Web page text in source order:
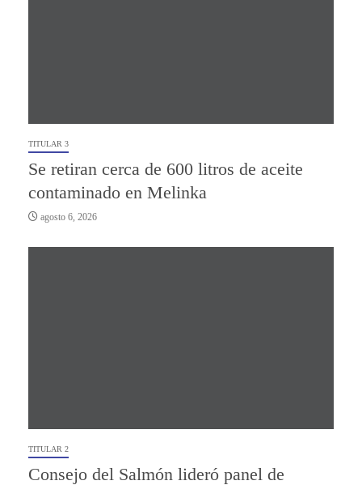
TITULAR 3
Se retiran cerca de 600 litros de aceite
contaminado en Melinka
agosto 6, 2026
TITULAR 2
Consejo del Salmón lideró panel de